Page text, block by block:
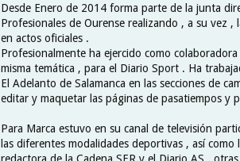
Desde Enero de 2014 forma parte de la junta
Profesionales de Ourense realizando , a su vez
en actos oficiales .
Profesionalmente ha ejercido como
misma temática , para el Diario Sport . Ha
El Adelanto de Salamanca en las secciones de
editar y maquetar las páginas de pasatiempos y
Para Marca estuvo en su canal de televisión
las diferentes modalidades deportivas , así
redactora de la Cadena SER y el Diario AS ,